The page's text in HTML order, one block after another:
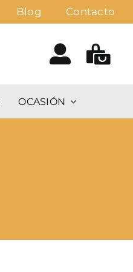
Blog Contacto
OCASIÓN